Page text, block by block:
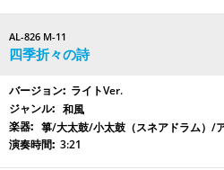
AL-826 M-11
四季折々の詩
ライトVer.
和風
箏/大太鼓/小太鼓（スネアドラム）/
3:21